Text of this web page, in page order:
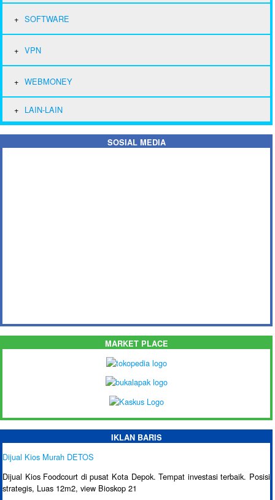
SOFTWARE
VPN
WEBMONEY
LAIN-LAIN
SOSIAL MEDIA
MARKET PLACE
IKLAN BARIS
Dijual Kios Murah DETOS
Dijual Kios Foodcourt di pusat Kota Depok. Tempat investasi terbaik. Posisi
strategis, Luas 12m2, view Bioskop 21